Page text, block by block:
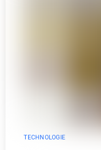
TECHNOLOGIE